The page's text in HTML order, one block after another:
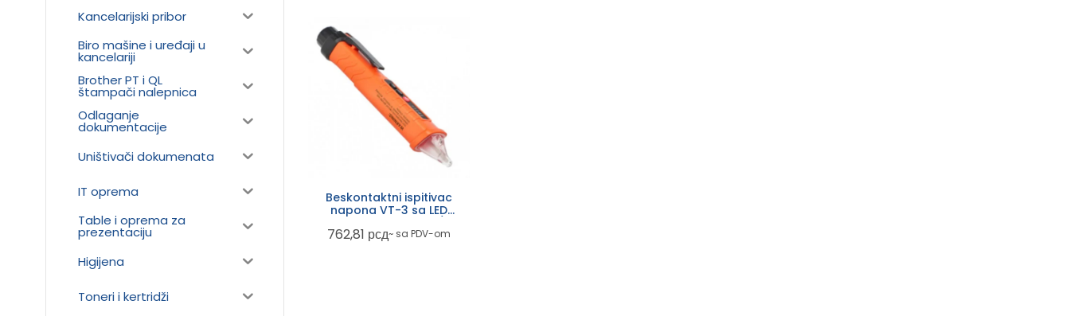
Beskontaktni ispitivac
napona VT-3 sa LED
762,81 рсд~ sa PDV-om
Kancelarijski pribor
Biro mašine i uređaji u
kancelariji
Brother PT i QL
štampači nalepnica
Odlaganje
dokumentacije
Uništivači dokumenata
IT oprema
Table i oprema za
prezentaciju
Higijena
Toneri i kertridži